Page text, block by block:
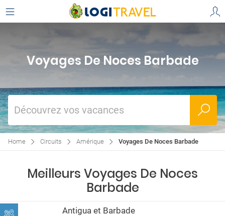
Voyages De Noces Barbade
Découvrez vos vacances
Home Circuits Amérique Voyages De Noces Barbade
Meilleurs Voyages De Noces
Barbade
Antigua et Barbade